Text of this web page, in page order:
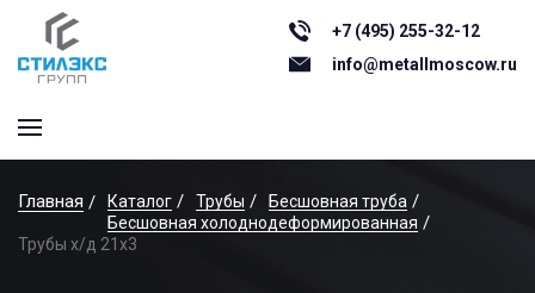
+7 (495) 255-32-12
info@metallmoscow.ru
Главная Каталог Трубы
Бесшовная труба
Бесшовная холоднодеформированная
Трубы х/д 21x3